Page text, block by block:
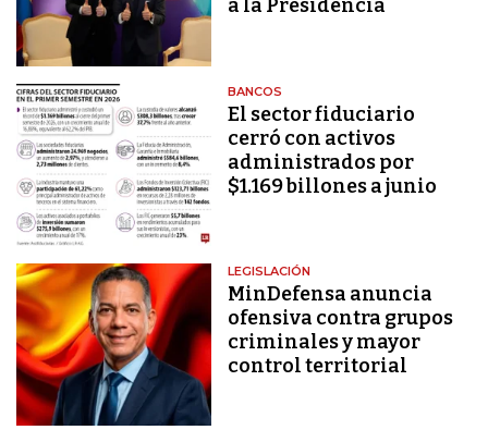
a la Presidencia
BANCOS
El sector fiduciario
cerró con activos
administrados por
$1.169 billones a junio
LEGISLACIÓN
MinDefensa anuncia
ofensiva contra grupos
criminales y mayor
control territorial